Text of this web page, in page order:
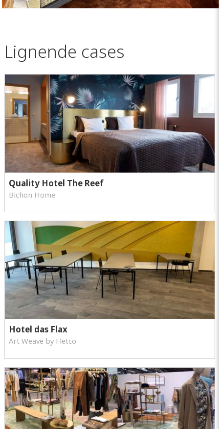
Lignende cases
Quality Hotel The Reef
Bichon Home
Hotel das Flax
Art Weave by Fletco